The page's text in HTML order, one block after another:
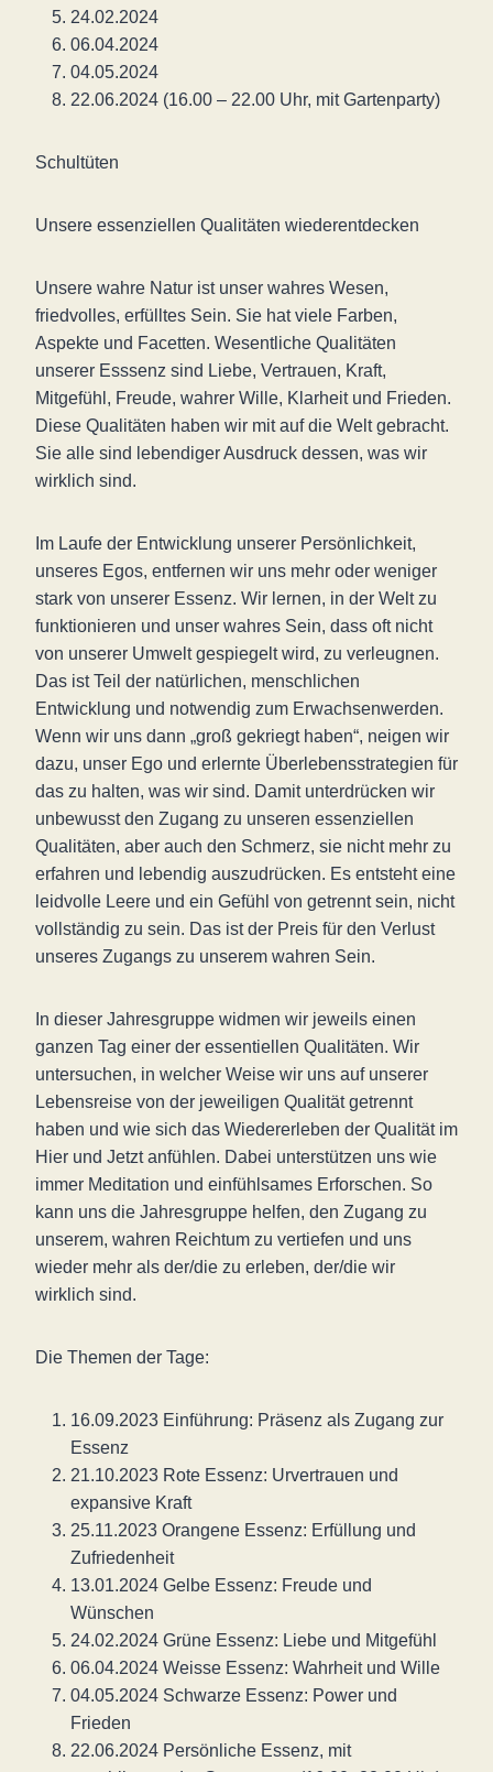
24.02.2024
06.04.2024
04.05.2024
22.06.2024 (16.00 – 22.00 Uhr, mit Gartenparty)
Schultüten
Unsere essenziellen Qualitäten wiederentdecken
Unsere wahre Natur ist unser wahres Wesen,
friedvolles, erfülltes Sein. Sie hat viele Farben,
Aspekte und Facetten. Wesentliche Qualitäten
unserer Esssenz sind Liebe, Vertrauen, Kraft,
Mitgefühl, Freude, wahrer Wille, Klarheit und Frieden.
Diese Qualitäten haben wir mit auf die Welt gebracht.
Sie alle sind lebendiger Ausdruck dessen, was wir
wirklich sind.
Im Laufe der Entwicklung unserer Persönlichkeit,
unseres Egos, entfernen wir uns mehr oder weniger
stark von unserer Essenz. Wir lernen, in der Welt zu
funktionieren und unser wahres Sein, dass oft nicht
von unserer Umwelt gespiegelt wird, zu verleugnen.
Das ist Teil der natürlichen, menschlichen
Entwicklung und notwendig zum Erwachsenwerden.
Wenn wir uns dann „groß gekriegt haben“, neigen wir
dazu, unser Ego und erlernte Überlebensstrategien für
das zu halten, was wir sind. Damit unterdrücken wir
unbewusst den Zugang zu unseren essenziellen
Qualitäten, aber auch den Schmerz, sie nicht mehr zu
erfahren und lebendig auszudrücken. Es entsteht eine
leidvolle Leere und ein Gefühl von getrennt sein, nicht
vollständig zu sein. Das ist der Preis für den Verlust
unseres Zugangs zu unserem wahren Sein.
In dieser Jahresgruppe widmen wir jeweils einen
ganzen Tag einer der essentiellen Qualitäten. Wir
untersuchen, in welcher Weise wir uns auf unserer
Lebensreise von der jeweiligen Qualität getrennt
haben und wie sich das Wiedererleben der Qualität im
Hier und Jetzt anfühlen. Dabei unterstützen uns wie
immer Meditation und einfühlsames Erforschen. So
kann uns die Jahresgruppe helfen, den Zugang zu
unserem, wahren Reichtum zu vertiefen und uns
wieder mehr als der/die zu erleben, der/die wir
wirklich sind.
Die Themen der Tage:
16.09.2023 Einführung: Präsenz als Zugang zur
Essenz
21.10.2023 Rote Essenz: Urvertrauen und
expansive Kraft
25.11.2023 Orangene Essenz: Erfüllung und
Zufriedenheit
13.01.2024 Gelbe Essenz: Freude und
Wünschen
24.02.2024 Grüne Essenz: Liebe und Mitgefühl
06.04.2024 Weisse Essenz: Wahrheit und Wille
04.05.2024 Schwarze Essenz: Power und
Frieden
22.06.2024 Persönliche Essenz, mit